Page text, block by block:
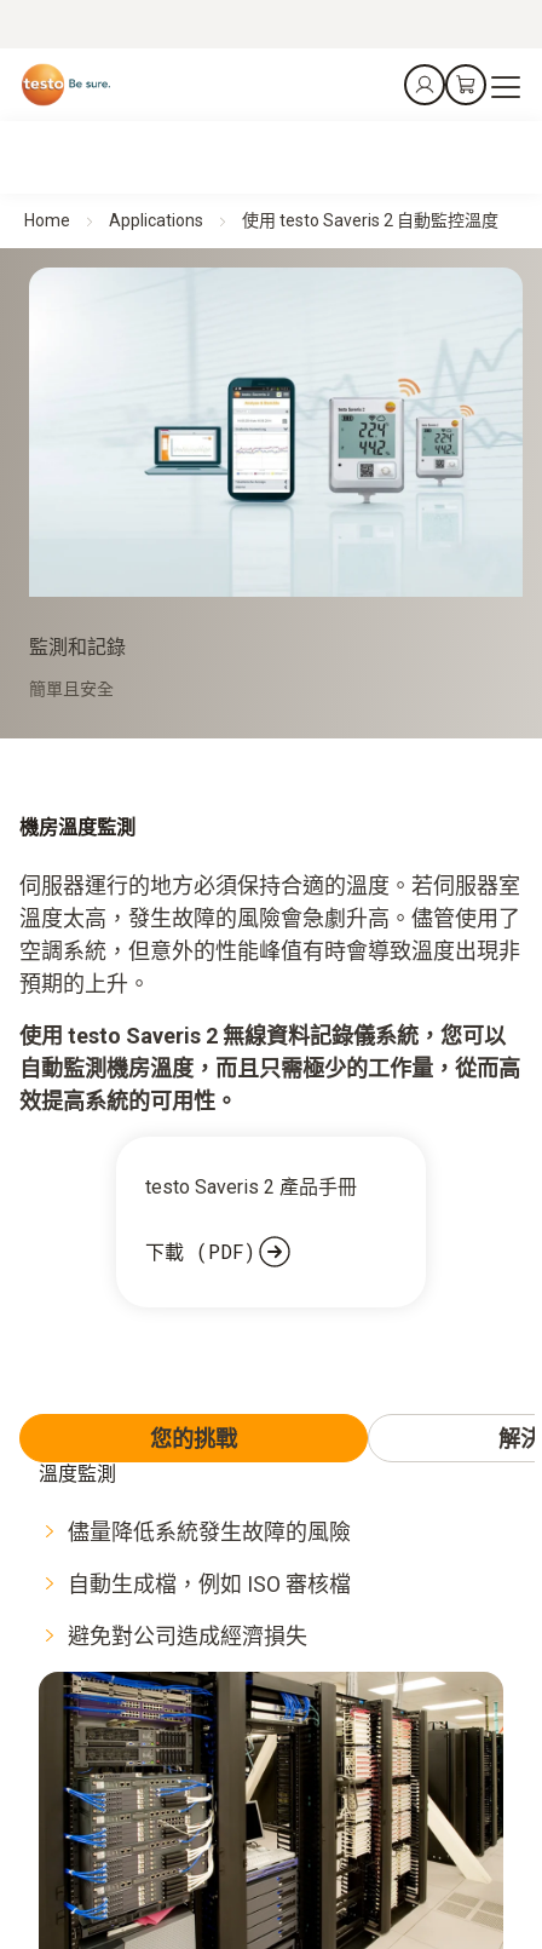
Home Applications 使用 testo Saveris 2 自動監控溫度
監測和記錄
簡單且安全
機房溫度監測
伺服器運行的地方必須保持合適的溫度。若伺服器室
溫度太高，發生故障的風險會急劇升高。儘管使用了
空調系統，但意外的性能峰值有時會導致溫度出現非
預期的上升。
使用 testo Saveris 2 無線資料記錄儀系統，您可以
自動監測機房溫度，而且只需極少的工作量，從而高
效提高系統的可用性。
testo Saveris 2 產品手冊
下載 (PDF)
您的挑戰 解
溫度監測
儘量降低系統發生故障的風險
自動生成檔，例如 ISO 審核檔
避免對公司造成經濟損失